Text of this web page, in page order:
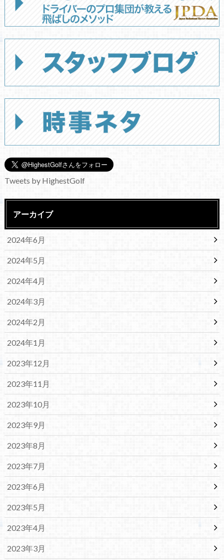
Tweets by HighestGolf
アーカイブ
2024年6月
2024年5月
2024年4月
2024年3月
2024年2月
2024年1月
2023年12月
2023年11月
2023年10月
2023年9月
2023年8月
2023年7月
2023年6月
2023年5月
2023年4月
2023年3月